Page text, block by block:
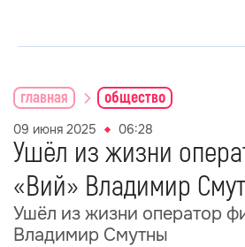
главная общество
09 июня 2025 06:28
Ушёл из жизни
«Вий» Владимир
Ушёл из жизни оператор
Владимир Смутны